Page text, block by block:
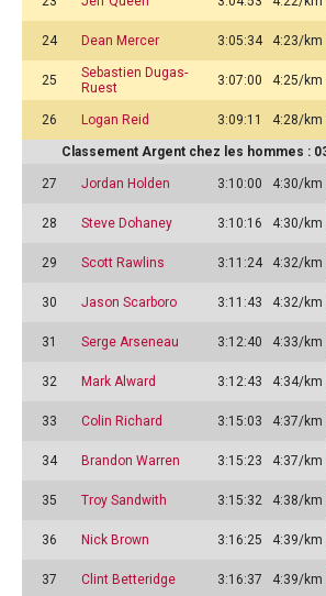
24 Dean Mercer 3:05:34 4:23/km
25
Sebastien Dugas-
Ruest
3:07:00 4:25/km
26 Logan Reid 3:09:11 4:28/km
Classement Argent chez les hommes :
27 Jordan Holden 3:10:00 4:30/km
28 Steve Dohaney 3:10:16 4:30/km
29 Scott Rawlins 3:11:24 4:32/km
30 Jason Scarboro 3:11:43 4:32/km
31 Serge Arseneau 3:12:40 4:33/km
32 Mark Alward 3:12:43 4:34/km
33 Colin Richard 3:15:03 4:37/km
34 Brandon Warren 3:15:23 4:37/km
35 Troy Sandwith 3:15:32 4:38/km
36 Nick Brown 3:16:25 4:39/km
37 Clint Betteridge 3:16:37 4:39/km